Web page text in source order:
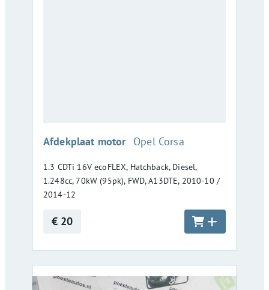
Afdekplaat motor :Opel Corsa
1.3 CDTi 16V ecoFLEX, Hatchback, Diesel,
1.248cc, 70kW (95pk), FWD, A13DTE, 2010-10 /
2014-12
€ 20